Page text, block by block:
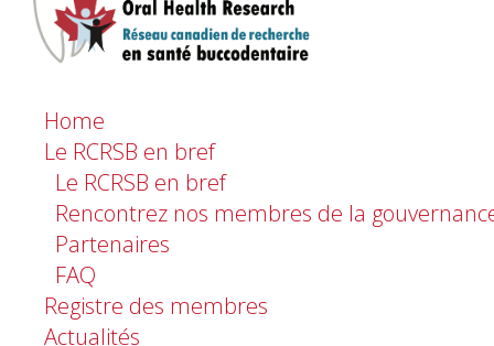
Home
Le RCRSB en bref
Le RCRSB en bref
Rencontrez nos membres de la
Partenaires
FAQ
Registre des membres
Actualités